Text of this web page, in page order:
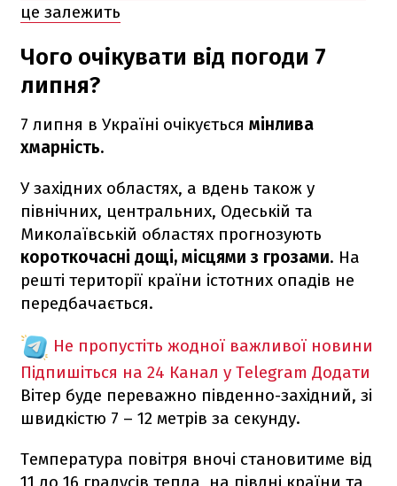
це залежить
Чого очікувати від погоди 7
липня?
7 липня в Україні очікується мінлива
хмарність.
У західних областях, а вдень також у
північних, центральних, Одеській та
Миколаївській областях прогнозують
короткочасні дощі, місцями з грозами. На
решті території країни істотних опадів не
передбачається.
Не пропустіть жодної важливої новини
Підпишіться на 24 Канал у Telegram Додати
Вітер буде переважно південно-західний, зі
швидкістю 7 – 12 метрів за секунду.
Температура повітря вночі становитиме від
11 до 16 градусів тепла, на півдні країни та